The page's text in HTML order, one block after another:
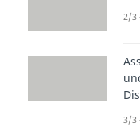
2/3
3/3